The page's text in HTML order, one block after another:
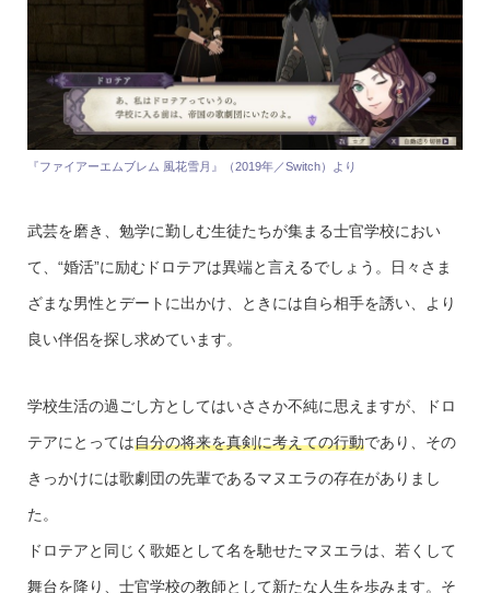
『ファイアーエムブレム 風花雪月』（2019年／Switch）より
武芸を磨き、勉学に勤しむ生徒たちが集まる士官学校におい
て、“婚活”に励むドロテアは異端と言えるでしょう。日々さま
ざまな男性とデートに出かけ、ときには自ら相手を誘い、より
良い伴侶を探し求めています。
学校生活の過ごし方としてはいささか不純に思えますが、ドロ
テアにとっては自分の将来を真剣に考えての行動であり、その
きっかけには歌劇団の先輩であるマヌエラの存在がありまし
た。
ドロテアと同じく歌姫として名を馳せたマヌエラは、若くして
舞台を降り、士官学校の教師として新たな人生を歩みます。そ